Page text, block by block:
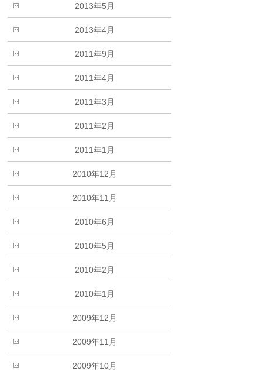
2013年5月
2013年4月
2011年9月
2011年4月
2011年3月
2011年2月
2011年1月
2010年12月
2010年11月
2010年6月
2010年5月
2010年2月
2010年1月
2009年12月
2009年11月
2009年10月